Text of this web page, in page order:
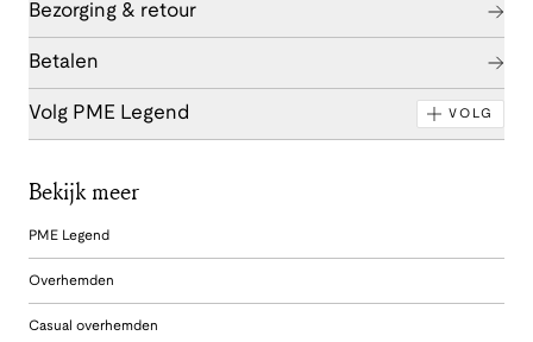
Bezorging & retour
Betalen
Volg PME Legend VOLG
Bekijk meer
PME Legend
Overhemden
Casual overhemden